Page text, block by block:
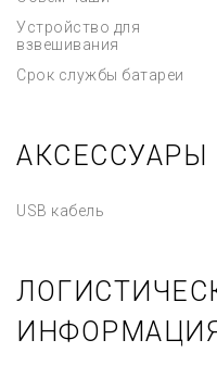
Устройство для
взвешивания
Срок службы батареи
USB кабель